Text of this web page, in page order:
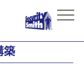
築